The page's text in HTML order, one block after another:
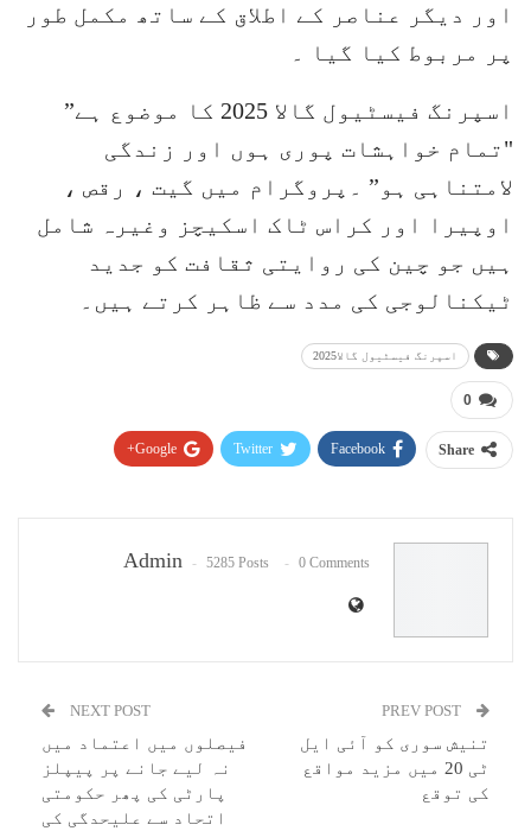
اور دیگر عناصر کے اطلاق کے ساتھ مکمل طور
پر مربوط کیا گیا ۔
اسپرنگ فیسٹیول گالا 2025 کا موضوع ہے”
"تمام خواہشات پوری ہوں اور زندگی
لامتناہی ہو” ۔پروگرام میں گیت ، رقص ،
اوپیرا اور کراس ٹاک اسکیچز وغیرہ شامل
ہیں جو چین کی روایتی ثقافت کو جدید
ٹیکنالوجی کی مدد سے ظاہر کرتے ہیں۔
اسپرنگ فیسٹیول گالا2025
0
Share
Facebook
Twitter
Google+
Admin 5285 Posts 0 Comments
تنیش سوری کو آئی ایل
ٹی 20 میں مزید مواقع
کی توقع
NEXT POST
فیصلوں میں اعتماد میں
نہ لیے جانے پر پیپلز
پارٹی کی پھر حکومتی
اتحاد سے علیحدگی کی